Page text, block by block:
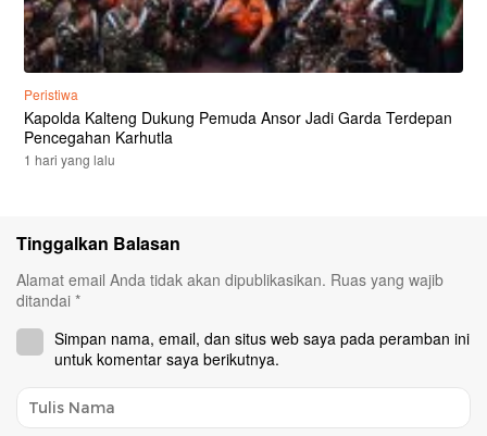
Peristiwa
Kapolda Kalteng Dukung Pemuda Ansor Jadi Garda Terdepan
Pencegahan Karhutla
1 hari yang lalu
Tinggalkan Balasan
Alamat email Anda tidak akan dipublikasikan. Ruas yang wajib
ditandai *
Simpan nama, email, dan situs web saya pada peramban ini
untuk komentar saya berikutnya.